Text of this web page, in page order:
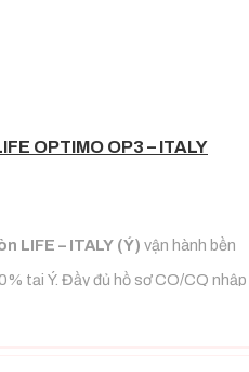
OPTIMO OP3 – ITALY
LIFE – ITALY (Ý) vận hành bền
tại Ý. Đầy đủ hồ sơ CO/CQ nhập